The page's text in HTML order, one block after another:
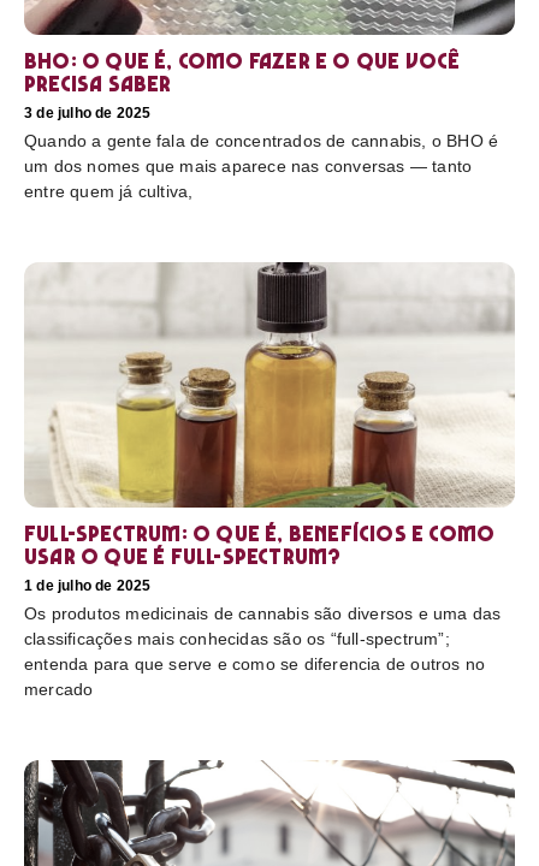
BHO: o que é, como fazer e o que você
precisa saber
3 de julho de 2025
Quando a gente fala de concentrados de cannabis, o BHO é
um dos nomes que mais aparece nas conversas — tanto
entre quem já cultiva,
Full-Spectrum: O que é, benefícios e como
usar O que é full-spectrum?
1 de julho de 2025
Os produtos medicinais de cannabis são diversos e uma das
classificações mais conhecidas são os “full-spectrum”;
entenda para que serve e como se diferencia de outros no
mercado